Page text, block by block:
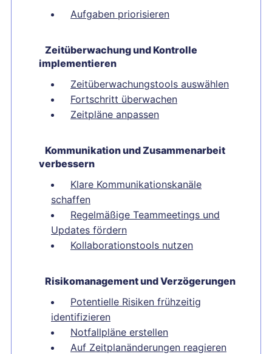
Aufgaben priorisieren
Zeitüberwachung und Kontrolle
implementieren
Zeitüberwachungstools auswählen
Fortschritt überwachen
Zeitpläne anpassen
Kommunikation und Zusammenarbeit
verbessern
Klare Kommunikationskanäle
schaffen
Regelmäßige Teammeetings und
Updates fördern
Kollaborationstools nutzen
Risikomanagement und Verzögerungen
Potentielle Risiken frühzeitig
identifizieren
Notfallpläne erstellen
Auf Zeitplanänderungen reagieren